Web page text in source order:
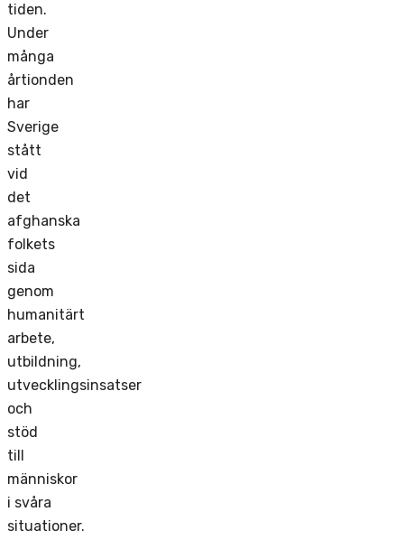
tiden.
Under
många
årtionden
har
Sverige
stått
vid
det
afghanska
folkets
sida
genom
humanitärt
arbete,
utbildning,
utvecklingsinsatser
och
stöd
till
människor
i svåra
situationer.